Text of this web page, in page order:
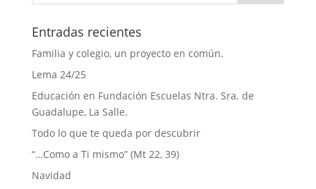
Entradas recientes
Familia y colegio, un proyecto en común.
Lema 24/25
Educación en Fundación Escuelas Ntra. Sra. de
Guadalupe, La Salle.
Todo lo que te queda por descubrir
“…Como a Ti mismo” (Mt 22, 39)
Navidad